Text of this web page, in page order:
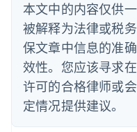
本文中的内容仅供
被解释为法律或税
保文章中信息的准
效性。您应该寻求
许可的合格律师或
定情况提供建议。
English
丹麦
English
德国
DeutschEnglish
法国
FrançaisEnglish
芬兰
EnglishSvenska